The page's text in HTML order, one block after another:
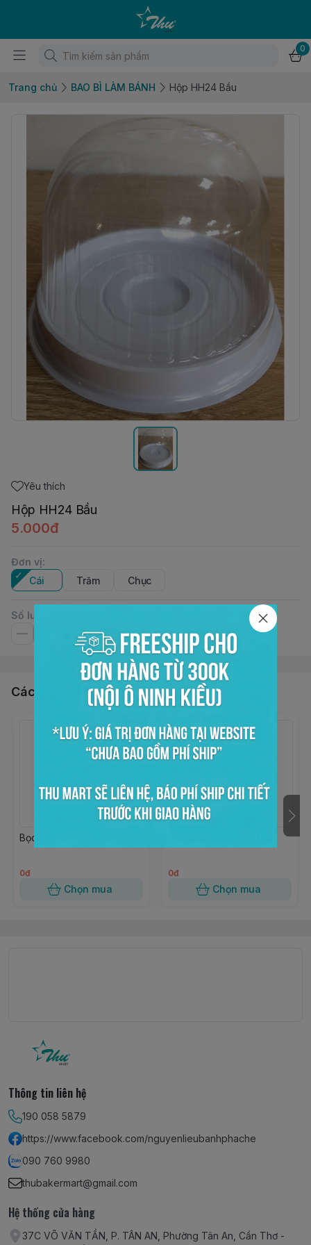
0
Trang chủ BAO BÌ LÀM BÁNH Hộp HH24 Bầu
Yêu thích
Hộp HH24 Bầu
5.000đ
Đơn vị:
Cái
Trăm Chục
Số lượng
Các sản phẩm, dịch vụ khác
Bọc kiếng trong 15x20
0đ
Chọn mua
0đ
Chọn mua
Thông tin liên hệ
190 058 5879
https://www.facebook.com/nguyenlieubanhphache
090 760 9980
thubakermart@gmail.com
Hệ thống cửa hàng
37C VÕ VĂN TẦN, P. TÂN AN, Phường Tân An, Cần Thơ -